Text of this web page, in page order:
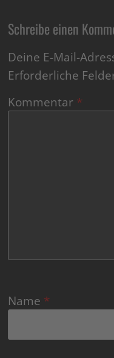
Schreibe einen
Deine E-Mail-
Erforderliche
Kommentar *
Name *